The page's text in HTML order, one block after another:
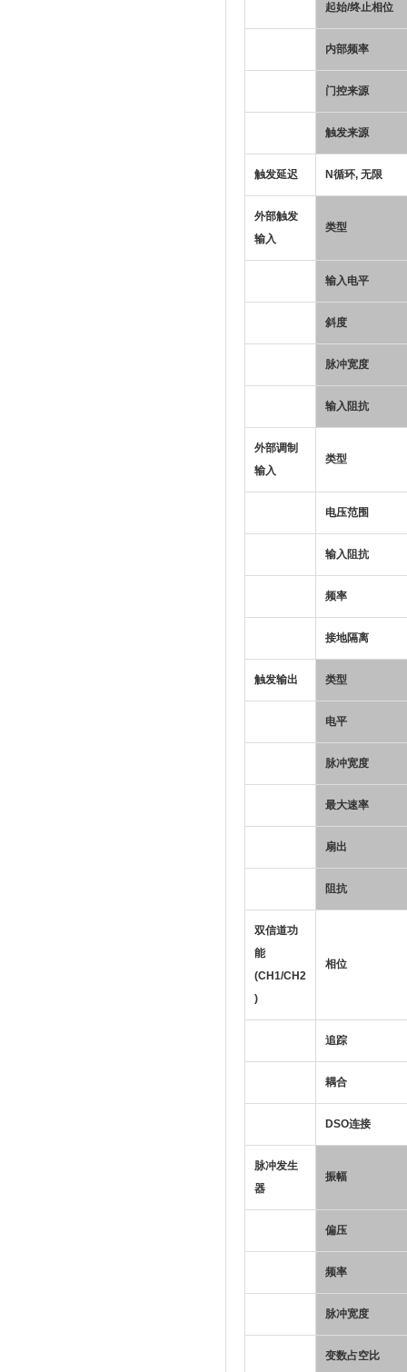
起始/终止相位
内部频率
门控来源
触发来源
触发延迟 N循环, 无限
外部触发
输入
类型
输入电平
斜度
脉冲宽度
输入阻抗
外部调制
输入
类型
电压范围
输入阻抗
频率
接地隔离
触发输出 类型
电平
脉冲宽度
最大速率
扇出
阻抗
双信道功
能
(CH1/CH2
)
相位
追踪
耦合
DSO连接
脉冲发生
器
振幅
偏压
频率
脉冲宽度
变数占空比